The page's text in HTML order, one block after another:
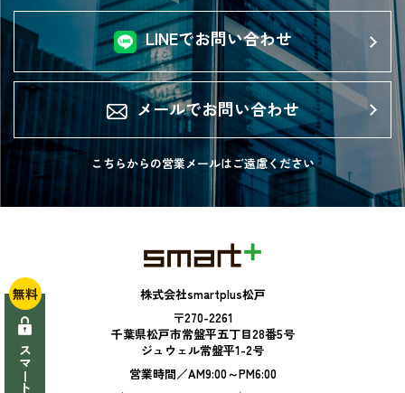
LINEでお問い合わせ
メールでお問い合わせ
こちらからの営業メールはご遠慮ください
株式会社smartplus松戸
〒270-2261
千葉県松戸市常盤平五丁目28番5号
ジュウェル常盤平1-2号
営業時間／AM9:00～PM6:00
無料